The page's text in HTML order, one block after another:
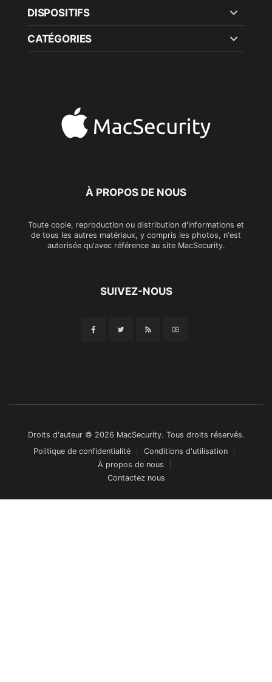
DISPOSITIFS
CATÉGORIES
À PROPOS DE NOUS
Toute copie, reproduction ou distribution d'informations et
de tous les autres matériaux, y compris les photos, n'est
autorisée qu'avec référence au site MacSecurity.
SUIVEZ-NOUS
Droits d'auteur © 2026 MacSecurity. Tous droits réservés.
Politique de confidentialité
Conditions d'utilisation
À propos de nous
Contactez nous